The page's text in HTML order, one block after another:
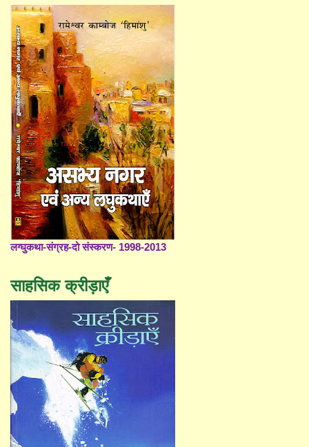
लग्घुकथा-संग्रह-दो संस्करण- 1998-2013
साहसिक क्रीड़ाएँ